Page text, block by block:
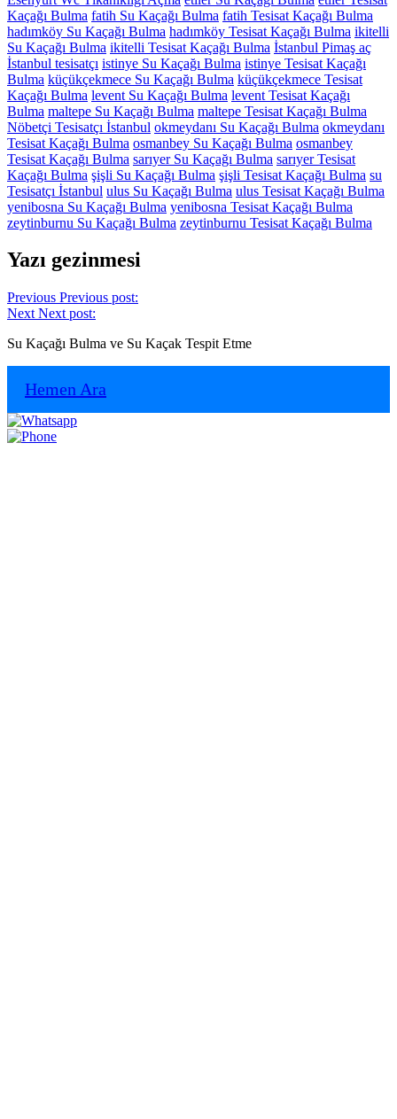
Kaçağı Bulma fatih Su Kaçağı Bulma fatih Tesisat Kaçağı Bulma
hadımköy Su Kaçağı Bulma hadımköy Tesisat Kaçağı Bulma ikitelli
Su Kaçağı Bulma ikitelli Tesisat Kaçağı Bulma İstanbul Pimaş aç
İstanbul tesisatçı istinye Su Kaçağı Bulma istinye Tesisat Kaçağı
Bulma küçükçekmece Su Kaçağı Bulma küçükçekmece Tesisat
Kaçağı Bulma levent Su Kaçağı Bulma levent Tesisat Kaçağı
Bulma maltepe Su Kaçağı Bulma maltepe Tesisat Kaçağı Bulma
Nöbetçi Tesisatçı İstanbul okmeydanı Su Kaçağı Bulma okmeydanı
Tesisat Kaçağı Bulma osmanbey Su Kaçağı Bulma osmanbey
Tesisat Kaçağı Bulma sarıyer Su Kaçağı Bulma sarıyer Tesisat
Kaçağı Bulma şişli Su Kaçağı Bulma şişli Tesisat Kaçağı Bulma su
Tesisatçı İstanbul ulus Su Kaçağı Bulma ulus Tesisat Kaçağı Bulma
yenibosna Su Kaçağı Bulma yenibosna Tesisat Kaçağı Bulma
zeytinburnu Su Kaçağı Bulma zeytinburnu Tesisat Kaçağı Bulma
Yazı gezinmesi
Previous Previous post:
Next Next post:
Su Kaçağı Bulma ve Su Kaçak Tespit Etme
Hemen Ara